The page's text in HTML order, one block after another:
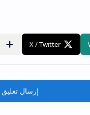
إرسال تعليق